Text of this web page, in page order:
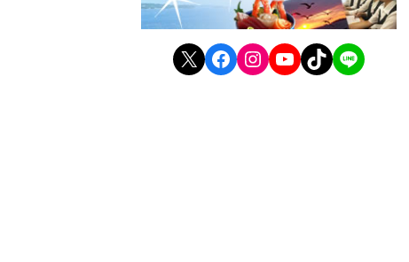
X Facebook Instagram YouTube TikTok LINE